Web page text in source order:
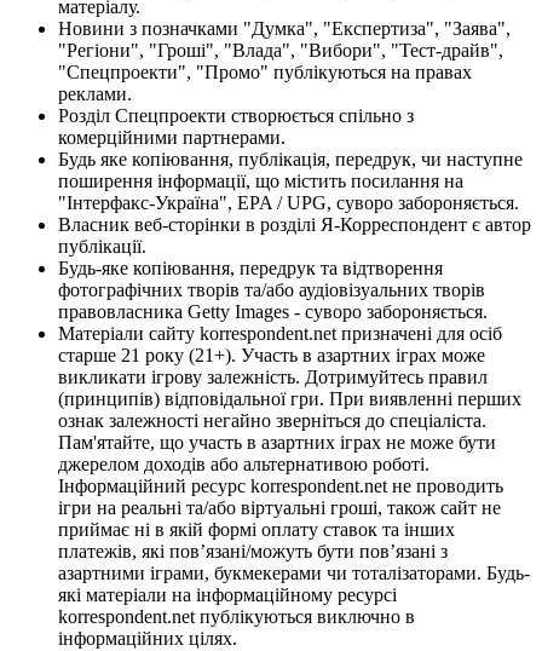
матеріалу.
Новини з позначками "Думка", "Експертиза", "Заява",
"Регіони", "Гроші", "Влада", "Вибори", "Тест-драйв",
"Спецпроекти", "Промо" публікуються на правах
реклами.
Розділ Спецпроекти створюється спільно з
комерційними партнерами.
Будь яке копіювання, публікація, передрук, чи наступне
поширення інформації, що містить посилання на
"Інтерфакс-Україна", EPA / UPG, суворо забороняється.
Власник веб-сторінки в розділі Я-Корреспондент є автор
публікації.
Будь-яке копіювання, передрук та відтворення
фотографічних творів та/або аудіовізуальних творів
правовласника Getty Images - суворо забороняється.
Матеріали сайту korrespondent.net призначені для осіб
старше 21 року (21+). Участь в азартних іграх може
викликати ігрову залежність. Дотримуйтесь правил
(принципів) відповідальної гри. При виявленні перших
ознак залежності негайно зверніться до спеціаліста.
Пам'ятайте, що участь в азартних іграх не може бути
джерелом доходів або альтернативою роботі.
Інформаційний ресурс korrespondent.net не проводить
ігри на реальні та/або віртуальні гроші, також сайт не
приймає ні в якій формі оплату ставок та інших
платежів, які пов’язані/можуть бути пов’язані з
азартними іграми, букмекерами чи тоталізаторами. Будь-
які матеріали на інформаційному ресурсі
korrespondent.net публікуються виключно в
інформаційних цілях.